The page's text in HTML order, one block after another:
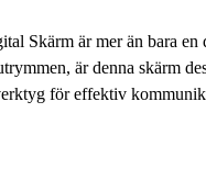
Skärm är mer än bara
är denna skärm
för effektiv